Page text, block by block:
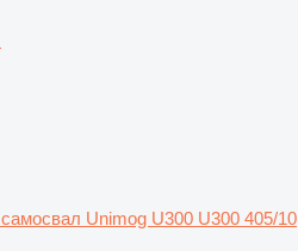
самосвал Unimog U300 U300 405/10